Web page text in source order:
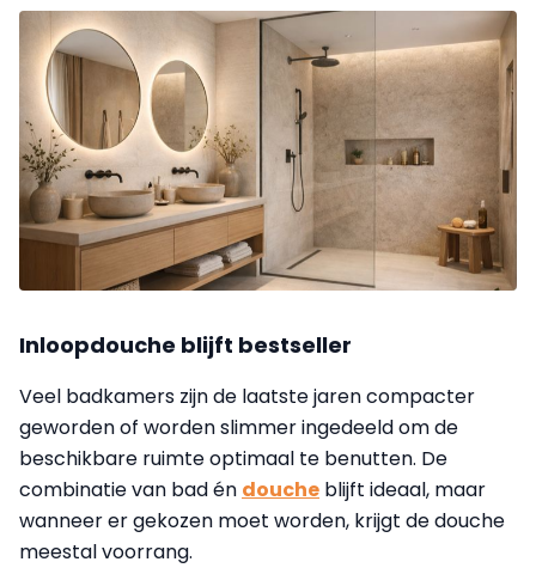
Inloopdouche blijft bestseller
Veel badkamers zijn de laatste jaren compacter
geworden of worden slimmer ingedeeld om de
beschikbare ruimte optimaal te benutten. De
combinatie van bad én douche blijft ideaal, maar
wanneer er gekozen moet worden, krijgt de douche
meestal voorrang.